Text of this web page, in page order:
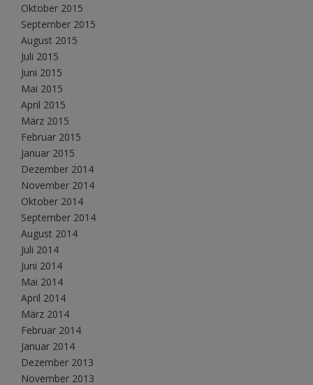
Oktober 2015
September 2015
August 2015
Juli 2015
Juni 2015
Mai 2015
April 2015
März 2015
Februar 2015
Januar 2015
Dezember 2014
November 2014
Oktober 2014
September 2014
August 2014
Juli 2014
Juni 2014
Mai 2014
April 2014
März 2014
Februar 2014
Januar 2014
Dezember 2013
November 2013